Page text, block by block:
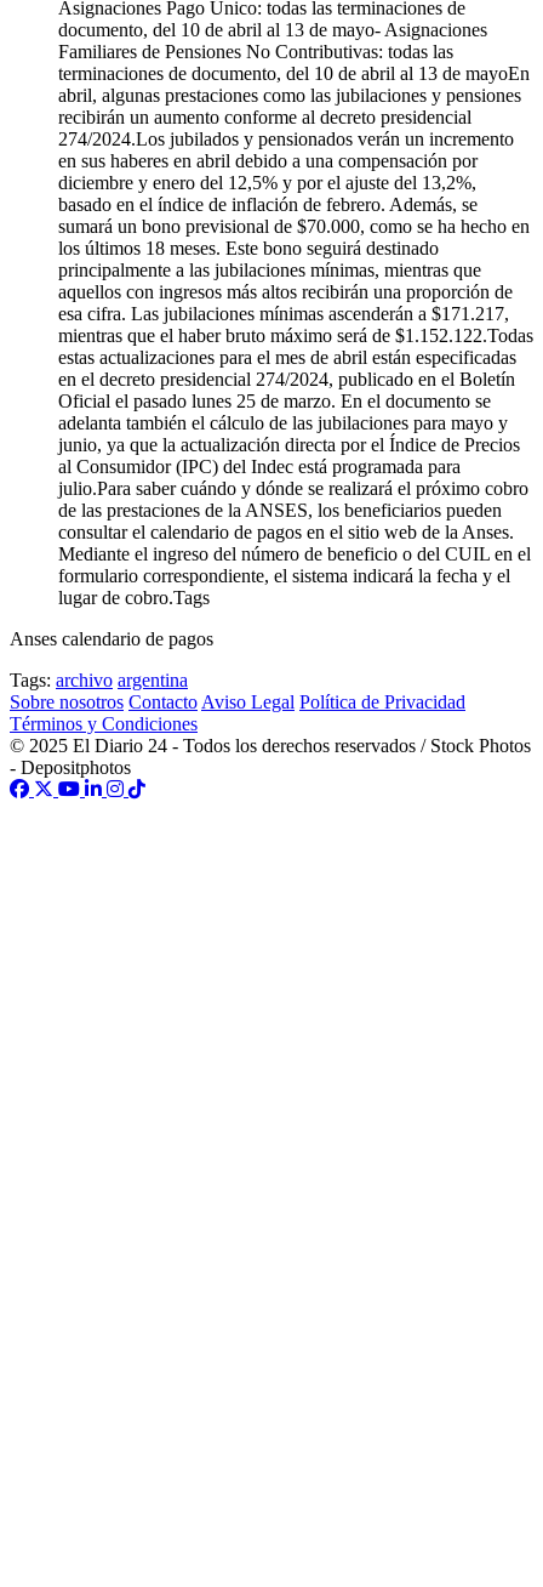
Asignaciones Pago Único: todas las terminaciones de
documento, del 10 de abril al 13 de mayo- Asignaciones
Familiares de Pensiones No Contributivas: todas las
terminaciones de documento, del 10 de abril al 13 de mayoEn
abril, algunas prestaciones como las jubilaciones y pensiones
recibirán un aumento conforme al decreto presidencial
274/2024.Los jubilados y pensionados verán un incremento
en sus haberes en abril debido a una compensación por
diciembre y enero del 12,5% y por el ajuste del 13,2%,
basado en el índice de inflación de febrero. Además, se
sumará un bono previsional de $70.000, como se ha hecho en
los últimos 18 meses. Este bono seguirá destinado
principalmente a las jubilaciones mínimas, mientras que
aquellos con ingresos más altos recibirán una proporción de
esa cifra. Las jubilaciones mínimas ascenderán a $171.217,
mientras que el haber bruto máximo será de $1.152.122.Todas
estas actualizaciones para el mes de abril están especificadas
en el decreto presidencial 274/2024, publicado en el Boletín
Oficial el pasado lunes 25 de marzo. En el documento se
adelanta también el cálculo de las jubilaciones para mayo y
junio, ya que la actualización directa por el Índice de Precios
al Consumidor (IPC) del Indec está programada para
julio.Para saber cuándo y dónde se realizará el próximo cobro
de las prestaciones de la ANSES, los beneficiarios pueden
consultar el calendario de pagos en el sitio web de la Anses.
Mediante el ingreso del número de beneficio o del CUIL en el
formulario correspondiente, el sistema indicará la fecha y el
lugar de cobro.Tags
Anses calendario de pagos
Tags: archivo argentina
Sobre nosotros Contacto Aviso Legal Política de Privacidad
Términos y Condiciones
© 2025 El Diario 24 - Todos los derechos reservados / Stock Photos
- Depositphotos